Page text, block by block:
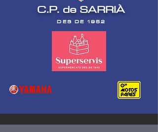
C.P. de SARRIÀ
DES DE 1952